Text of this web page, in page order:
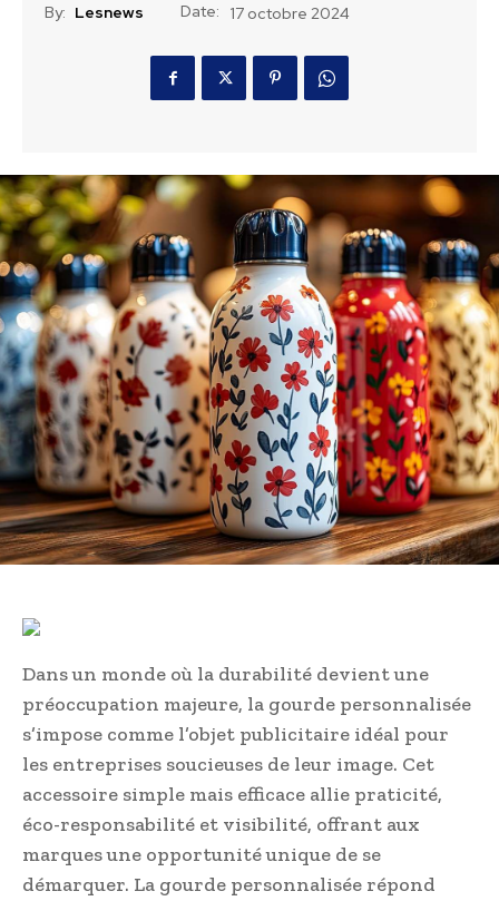
By: Lesnews Date: 17 octobre 2024
Dans un monde où la durabilité devient une
préoccupation majeure, la gourde personnalisée
s’impose comme l’objet publicitaire idéal pour
les entreprises soucieuses de leur image. Cet
accessoire simple mais efficace allie praticité,
éco-responsabilité et visibilité, offrant aux
marques une opportunité unique de se
démarquer. La gourde personnalisée répond